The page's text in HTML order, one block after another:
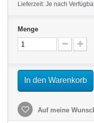
Lieferzeit: Je nach
Menge
In den Warenkorb
Auf meine